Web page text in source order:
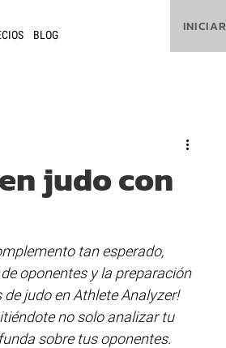
BLOG INICIAR
judo con
tan esperado,
oponentes y la preparación
judo en Athlete Analyzer!
no solo analizar tu
sobre tus oponentes.